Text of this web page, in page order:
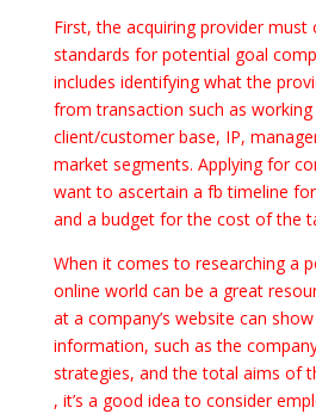
First, the acquiring provider must
standards for potential goal
includes identifying what the
from transaction such as working
client/customer base, IP,
market segments. Applying for
want to ascertain a fb timeline
and a budget for the cost of the
When it comes to researching a
online world can be a great
at a company’s website can
information, such as the
strategies, and the total aims of
, it’s a good idea to consider